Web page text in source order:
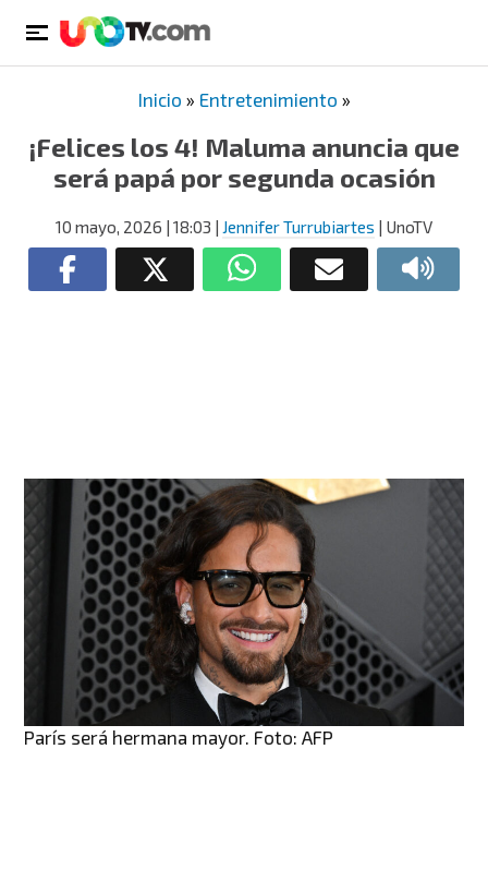
Inicio » Entretenimiento »
¡Felices los 4! Maluma anuncia que
será papá por segunda ocasión
10 mayo, 2026 | 18:03 | Jennifer Turrubiartes | UnoTV
París será hermana mayor. Foto: AFP